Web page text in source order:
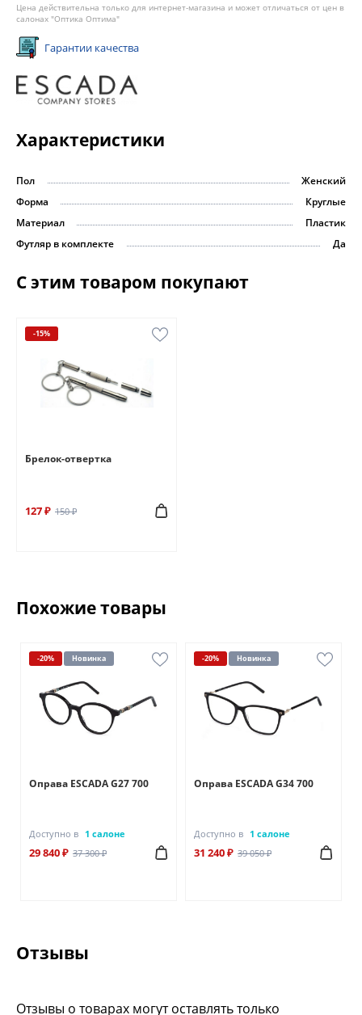
Цена действительна только для интернет-магазина и может отличаться от цен в
салонах "Оптика Оптима"
Гарантии качества
Характеристики
Пол
Женский
Форма
Круглые
Материал
Пластик
Футляр в комплекте
Да
С этим товаром покупают
-15%
Брелок-отвертка
127 ₽ 150 ₽
Похожие товары
-20% Новинка
Оправа ESCADA G27 700
Доступно в 1 салоне
29 840 ₽ 37 300 ₽
-20% Новинка
Оправа ESCADA G34 700
Доступно в 1 салоне
31 240 ₽ 39 050 ₽
Отзывы
Отзывы о товарах могут оставлять только